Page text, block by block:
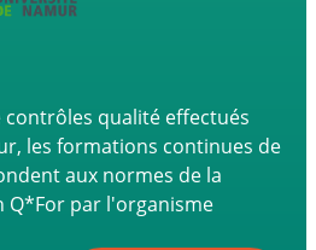
contrôles qualité effectués
les formations continues de
aux normes de la
Q*For par l'organisme